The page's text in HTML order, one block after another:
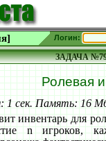
Логин:
ЗАДАЧА
Ролевая
1 сек. Память: 16
инвентарь для
n игроков,